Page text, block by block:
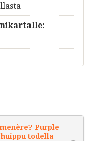
Purple
todella